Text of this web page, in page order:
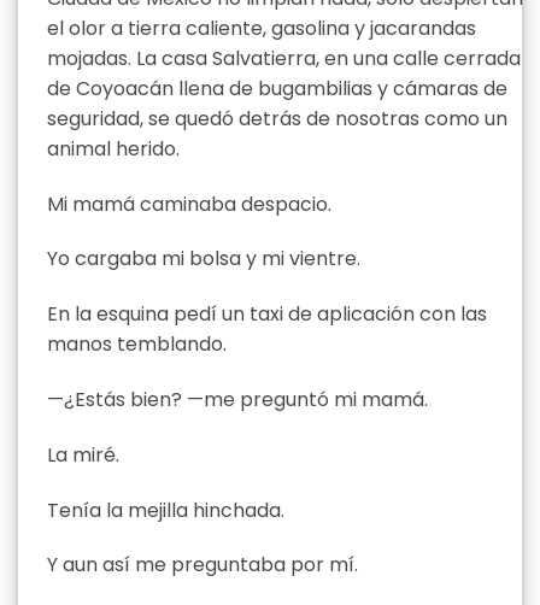
el olor a tierra caliente, gasolina y jacarandas
mojadas. La casa Salvatierra, en una calle cerrada
de Coyoacán llena de bugambilias y cámaras de
seguridad, se quedó detrás de nosotras como un
animal herido.
Mi mamá caminaba despacio.
Yo cargaba mi bolsa y mi vientre.
En la esquina pedí un taxi de aplicación con las
manos temblando.
—¿Estás bien? —me preguntó mi mamá.
La miré.
Tenía la mejilla hinchada.
Y aun así me preguntaba por mí.